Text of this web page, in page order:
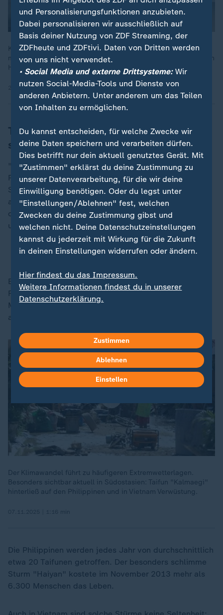
Katja Horneffer erklärt in 90 Sekunden, welche
meteorologischen Bedingungen erfüllt sein müssen, damit sich
Hurrikane, Taifune und Zyklone über warmen Ozeanen bilden.
29.09.2025 | 1:36 min
Taifun "Kalmaegi" richtete zuletzt
schwere Zerstörungen an
"Kalmaegi" hatte mit orkanartigen Böen, heftigen
Regenfällen und meterhohen Flutwellen schwere
Schäden auf den Philippinen und in Vietnam
angerichtet. Allein auf den Philippinen kamen
offiziellen Angaben zufolge mehr als 200 Menschen
ums Leben.
Taifun über Philippinen: Zahl der Toten steigt
Es handelt sich um eine der schlimmsten
Flutkatastrophen der vergangenen Jahre. Viele
Menschen haben in den Schlamm- und Wassermassen
alles verloren.
Der Klimawandel führt zu häufigeren Extremwetterlagen.
Besonders sichtbar aktuell in Südostasien: Taifun "Kalmaegi"
hinterließ auf den Philippinen und in Vietnam Verwüstung.
Die Philippinen werden jedes Jahr von durchschnittlich
etwa 20 Taifunen getroffen. Der besonders schlimme
Sturm "Haiyan" kostete im November 2013 mehr als
6.300 Menschen das Leben.
und Personalisierungsfunktionen anzubieten.
Dabei personalisieren wir ausschließlich auf
Basis deiner Nutzung von ZDF Streaming, der
ZDFheute und ZDFtivi. Daten von Dritten werden
von uns nicht verwendet.
• Social Media und externe Drittsysteme:Wir
nutzen Social-Media-Tools und Dienste von
anderen Anbietern. Unter anderem um das Teilen
von Inhalten zu ermöglichen.
Du kannst entscheiden, für welche Zwecke wir
deine Daten speichern und verarbeiten dürfen.
Dies betrifft nur dein aktuell genutztes Gerät. Mit
"Zustimmen" erklärst du deine Zustimmung zu
unserer Datenverarbeitung, für die wir deine
Einwilligung benötigen. Oder du legst unter
"Einstellungen/Ablehnen" fest, welchen
Zwecken du deine Zustimmung gibst und
welchen nicht. Deine Datenschutzeinstellungen
kannst du jederzeit mit Wirkung für die Zukunft
in deinen Einstellungen widerrufen oder ändern.
Hier findest du das Impressum.
Weitere Informationen findest du in unserer
Datenschutzerklärung.
Zustimmen
Ablehnen
Einstellen